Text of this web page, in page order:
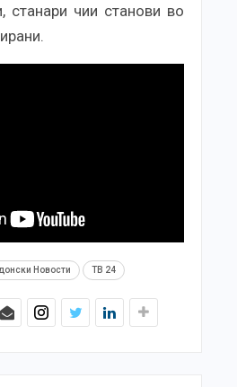
станари чии станови во
Новости ТВ 24